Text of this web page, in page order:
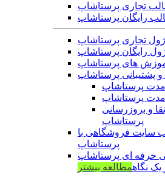
تجاری پرستاشاپ
رایگان پرستاشاپ
تجاری پرستاشاپ
رایگان پرستاشاپ
های پرستاشاپ
پشتیبانی پرستاشاپ
مدت پرستاشاپ
مدت پرستاشاپ
و بروزرسانی
پرستاشاپ
سایت فروشگاهی با
پرستاشاپ
حرفه ای پرستاشاپ
یک نگاهمطالعه بیشتر